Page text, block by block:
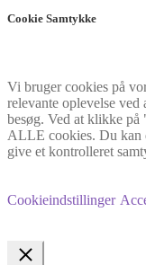
Cookie Samtykke
Vi bruger cookies på
relevante oplevelse
besøg. Ved at klikke
ALLE cookies. Du kan
give et kontrolleret
Cookieindstillinger